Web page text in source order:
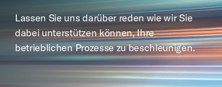
Lassen Sie uns darüber reden wie wir Sie
dabei unterstützen können, Ihre
betrieblichen Prozesse zu beschleunigen.